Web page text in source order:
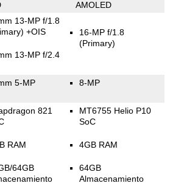
AMOLED
13-MP f/1.8
+OIS
13-MP f/2.4
16-MP f/1.8
(Primary)
5-MP 8-MP
821
RAM
64GB
MT6755 Helio P10
SoC
4GB RAM
64GB
Almacenamiento